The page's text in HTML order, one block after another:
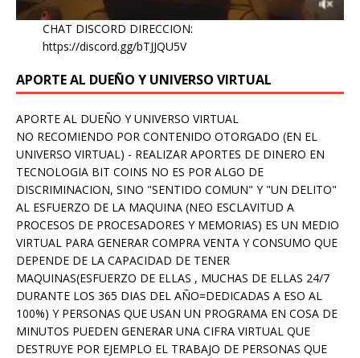
CHAT DISCORD DIRECCION:
https://discord.gg/bTJJQU5V
APORTE AL DUEÑO Y UNIVERSO VIRTUAL
APORTE AL DUEÑO Y UNIVERSO VIRTUAL
NO RECOMIENDO POR CONTENIDO OTORGADO (EN EL
UNIVERSO VIRTUAL) - REALIZAR APORTES DE DINERO EN
TECNOLOGIA BIT COINS NO ES POR ALGO DE
DISCRIMINACION, SINO "SENTIDO COMUN" Y "UN DELITO"
AL ESFUERZO DE LA MAQUINA (NEO ESCLAVITUD A
PROCESOS DE PROCESADORES Y MEMORIAS) ES UN MEDIO
VIRTUAL PARA GENERAR COMPRA VENTA Y CONSUMO QUE
DEPENDE DE LA CAPACIDAD DE TENER
MAQUINAS(ESFUERZO DE ELLAS , MUCHAS DE ELLAS 24/7
DURANTE LOS 365 DIAS DEL AÑO=DEDICADAS A ESO AL
100%) Y PERSONAS QUE USAN UN PROGRAMA EN COSA DE
MINUTOS PUEDEN GENERAR UNA CIFRA VIRTUAL QUE
DESTRUYE POR EJEMPLO EL TRABAJO DE PERSONAS QUE